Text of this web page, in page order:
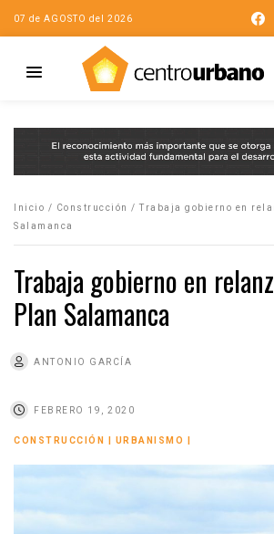
07 de AGOSTO del 2026
Inicio / Construcción /Trabaja gobierno en
Salamanca
Trabaja gobierno en
Plan Salamanca
ANTONIO GARCÍA
FEBRERO 19, 2020
CONSTRUCCIÓN URBANISMO